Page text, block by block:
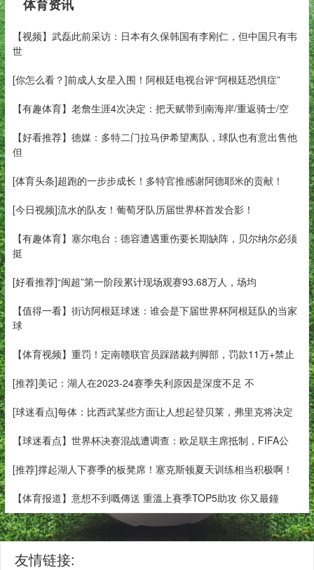
体育资讯
【视频】武磊此前采访：日本有久保韩国有李刚仁，但中国只有韦
世
[你怎么看？]前成人女星入围！阿根廷电视台评“阿根廷恐惧症”
【有趣体育】老詹生涯4次决定：把天赋带到南海岸/重返骑士/空
【好看推荐】德媒：多特二门拉马伊希望离队，球队也有意出售他
但
[体育头条]超跑的一步步成长！多特官推感谢阿德耶米的贡献！
[今日视频]流水的队友！葡萄牙队历届世界杯首发合影！
【有趣体育】塞尔电台：德容遭遇重伤要长期缺阵，贝尔纳尔必须
挺
[好看推荐]“闽超”第一阶段累计现场观赛93.68万人，场均
【值得一看】街访阿根廷球迷：谁会是下届世界杯阿根廷队的当家
球
【体育视频】重罚！定南赣联官员踩踏裁判脚部，罚款11万+禁止
[推荐]美记：湖人在2023-24赛季失利原因是深度不足 不
[球迷看点]每体：比西武某些方面让人想起登贝莱，弗里克将决定
【球迷看点】世界杯决赛混战遭调查：欧足联主席抵制，FIFA公
[推荐]撑起湖人下赛季的板凳席！塞克斯顿夏天训练相当积极啊！
【体育报道】意想不到嘅傳送 重溫上賽季TOP5助攻 你又最鐘
友情链接: